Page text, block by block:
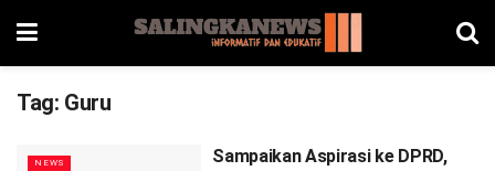
Tag: Guru
NEWS
Sampaikan Aspirasi ke DPRD,